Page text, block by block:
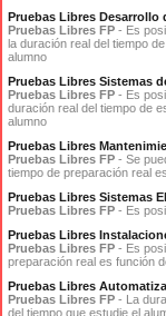
Pruebas Libres
Pruebas Libres FP - Es
la duración real del tiempo
alumno
Pruebas Libres Sistemas
Pruebas Libres FP - Es
duración real del tiempo de
alumno
Pruebas Libres
Pruebas Libres FP - Se
tiempo de preparación real
Pruebas Libres Sistemas
Pruebas Libres FP - Es
Pruebas Libres
Pruebas Libres FP - Es
preparación real es función
Pruebas Libres
Pruebas Libres FP - La
del tiempo que estudie el